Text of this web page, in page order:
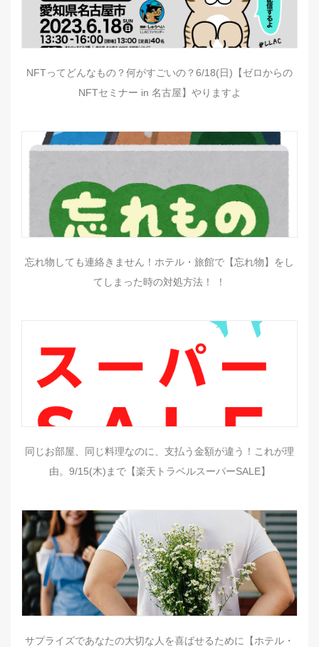
NFTってどんなもの？何がすごいの？6/18(日)【ゼロからの
NFTセミナー in 名古屋】やりますよ
忘れ物しても連絡きません！ホテル・旅館で【忘れ物】をし
てしまった時の対処方法！ ！
同じお部屋、同じ料理なのに、支払う金額が違う！これが理
由。9/15(木)まで【楽天トラベルスーパーSALE】
サプライズであなたの大切な人を喜ばせるために【ホテル・